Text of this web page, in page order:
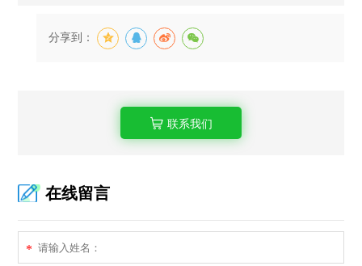
分享到：
联系我们
在线留言
*